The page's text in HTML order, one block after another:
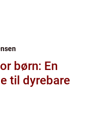
børn: En
til dyrebare